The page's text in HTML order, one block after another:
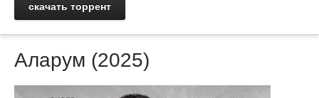
скачать торрент
Аларум (2025)